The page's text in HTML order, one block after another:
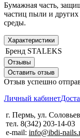
Бумажная часть,
частиц пыли и
среды.
Характеристики
Бренд STALEKS
Отзывы
Оставить отзыв
Отзыв успешно
Личный кабинет
г. Пермь, ул.
тел. 8(342) 203-14-03
e-mail: info@ibdi-